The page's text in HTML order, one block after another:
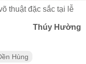
thuật đặc sắc tại lễ
Thúy Hường
Hùng